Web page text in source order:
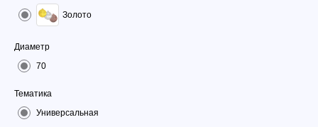
Золото
Диаметр
70
Тематика
Универсальная